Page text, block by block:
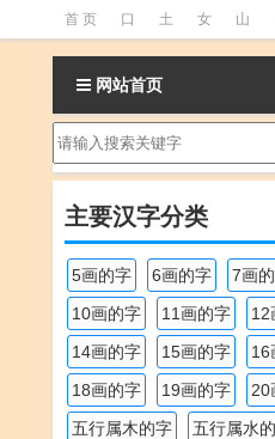
首 页 口 土 女 山
氵 火 王 石 竹 糹
阝 魚
网站首页
主要汉字分类
5画的字 6画的字 7画
10画的字
11画的字 12
14画的字
15画的字 16
18画的字
19画的字 20
五行属木的字
五行属水